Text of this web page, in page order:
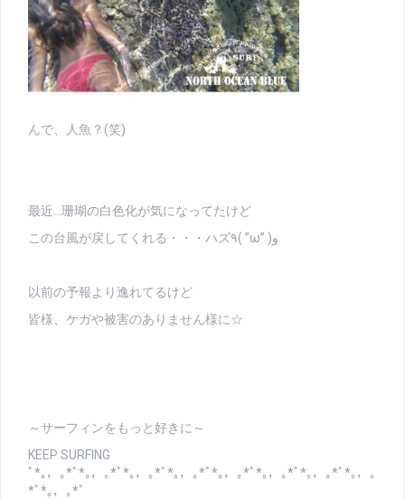
んで、人魚？(笑)
最近…珊瑚の白色化が気になってたけど
この台風が戻してくれる・・・ハズ٩( ”ω” )و
以前の予報より逸れてるけど
皆様、ケガや被害のありません様に☆
～サーフィンをもっと好きに～
KEEP SURFING
ﾟ*｡，｡*ﾟ*｡，｡*ﾟ*｡，｡*ﾟ*｡，｡*ﾟ*｡，｡*ﾟ*｡，｡*ﾟ*｡，｡*ﾟ*｡，｡
*ﾟ*｡，｡*ﾟ